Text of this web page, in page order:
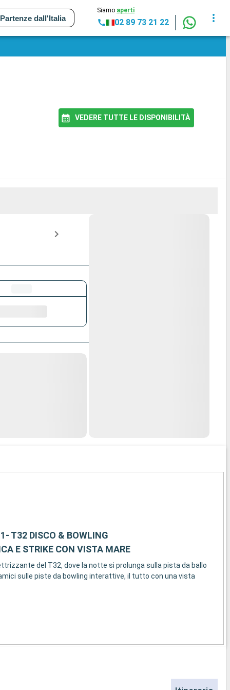
Partenze dall'Italia
Siamo aperti
02 89 73 21 22
VEDERE TUTTE LE DISPONIBILITÀ
1- T32 DISCO & BOWLING
E STRIKE CON VISTA MARE
del T32, dove la notte si prolunga sulla pista da ballo
sulle piste da bowling interattive, il tutto con una vista